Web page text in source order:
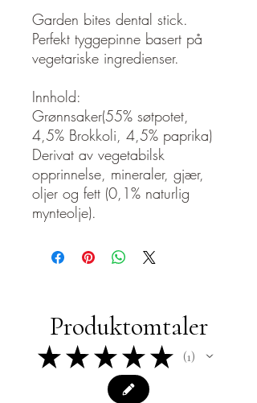
Garden bites dental stick.
Perfekt tyggepinne basert på
vegetariske ingredienser.
Innhold:
Grønnsaker(55% søtpotet,
4,5% Brokkoli, 4,5% paprika)
Derivat av vegetabilsk
opprinnelse, mineraler, gjær,
oljer og fett (0,1% naturlig
mynteolje).
Produktomtaler
★ ★ ★ ★ ★ 1